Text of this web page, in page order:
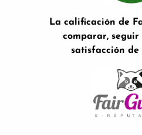
La calificación de
comparar,
satisfacción de